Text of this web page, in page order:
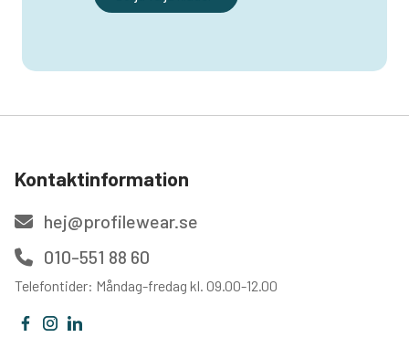
Kontaktinformation
hej@profilewear.se
010-551 88 60
Telefontider: Måndag-fredag kl. 09.00-12.00